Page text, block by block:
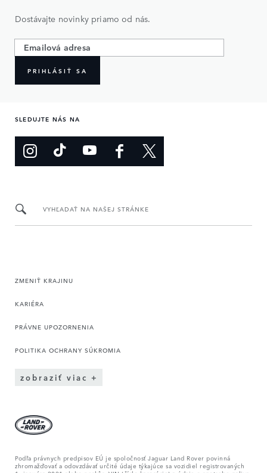
Dostávajte novinky priamo od nás.
PRIHLÁSIŤ SA
SLEDUJTE NÁS NA
VYHĽADAŤ NA NAŠEJ STRÁNKE
ZMENIŤ KRAJINU
KARIÉRA
PRÁVNE UPOZORNENIA
POLITIKA OCHRANY SÚKROMIA
zobraziť viac
Podľa právnych predpisov EÚ je spoločnosť Jaguar Land Rover povinná
zhromažďovať a odovzdávať určité údaje týkajúce sa vozidiel registrovaných